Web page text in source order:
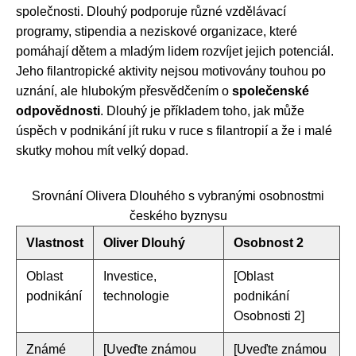
společnosti. Dlouhý podporuje různé vzdělávací
programy, stipendia a neziskové organizace, které
pomáhají dětem a mladým lidem rozvíjet jejich potenciál.
Jeho filantropické aktivity nejsou motivovány touhou po
uznání, ale hlubokým přesvědčením o společenské
odpovědnosti. Dlouhý je příkladem toho, jak může
úspěch v podnikání jít ruku v ruce s filantropií a že i malé
skutky mohou mít velký dopad.
Srovnání Olivera Dlouhého s vybranými osobnostmi
českého byznysu
Vlastnost
Oliver Dlouhý Osobnost 2
Oblast
podnikání
Investice,
technologie
[Oblast
podnikání
Osobnosti 2]
Známé [Uveďte známou [Uveďte známou